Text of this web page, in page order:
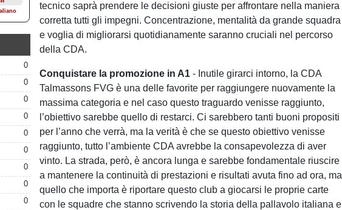
0
0
0
0
0
0
0
0
0
tecnico saprà prendere le decisioni giuste per affrontare nella maniera
corretta tutti gli impegni. Concentrazione, mentalità da grande squadra
e voglia di migliorarsi quotidianamente saranno cruciali nel percorso
della CDA.
Conquistare la promozione in A1 - Inutile girarci intorno, la CDA
Talmassons FVG è una delle favorite per raggiungere nuovamente la
massima categoria e nel caso questo traguardo venisse raggiunto,
l’obiettivo sarebbe quello di restarci. Ci sarebbero tanti buoni propositi
per l’anno che verrà, ma la verità è che se questo obiettivo venisse
raggiunto, tutto l’ambiente CDA avrebbe la consapevolezza di aver
vinto. La strada, però, è ancora lunga e sarebbe fondamentale riuscire
a mantenere la continuità di prestazioni e risultati avuta fino ad ora, ma
quello che importa è riportare questo club a giocarsi le proprie carte
con le squadre che stanno scrivendo la storia della pallavolo italiana e